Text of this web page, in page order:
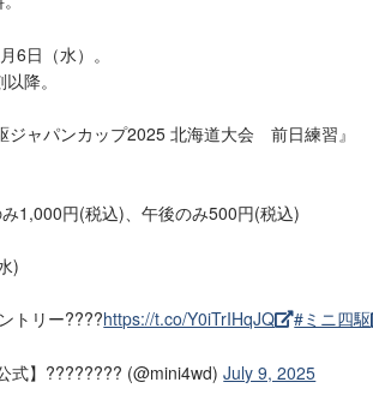
6日（水）。
降。
ジャパンカップ2025 北海道大会 前日練習』
1,000円(税込)、午後のみ500円(税込)
)
トリー????https://t.co/Y0iTrIHqJQ #ミニ四駆
式】???????? (@mini4wd)July 9, 2025